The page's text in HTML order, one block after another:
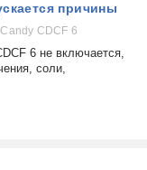
причины
CDCF 6
6 не включается,
соли,